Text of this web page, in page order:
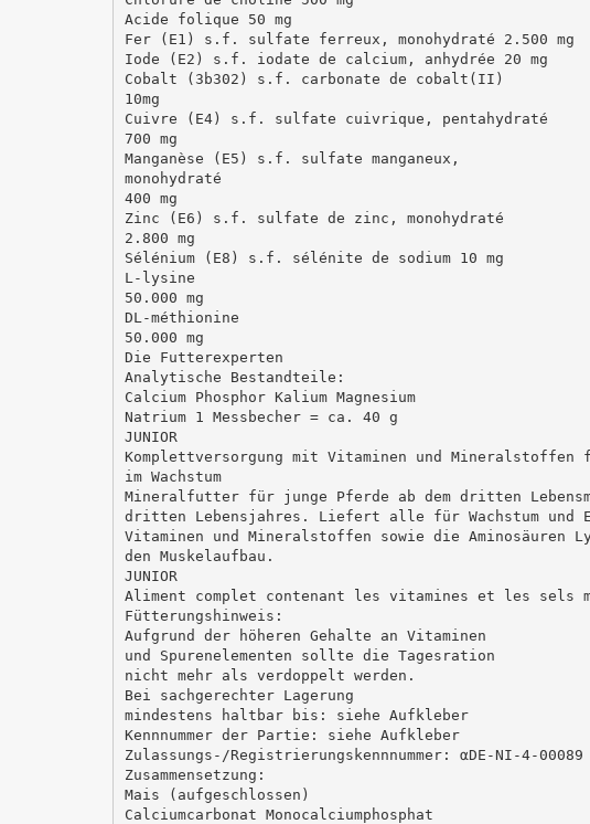
Acide folique 50 mg
Fer (E1) s.f. sulfate ferreux, monohydraté 2.500 mg
Iode (E2) s.f. iodate de calcium, anhydrée 20 mg
Cobalt (3b302) s.f. carbonate de cobalt(II)
10mg
Cuivre (E4) s.f. sulfate cuivrique, pentahydraté
700 mg
Manganèse (E5) s.f. sulfate manganeux,
monohydraté
400 mg
Zinc (E6) s.f. sulfate de zinc, monohydraté
2.800 mg
Sélénium (E8) s.f. sélénite de sodium 10 mg
L-lysine
50.000 mg
DL-méthionine
50.000 mg
Die Futterexperten
Analytische Bestandteile:
Calcium Phosphor Kalium Magnesium
Natrium 1 Messbecher = ca. 40 g
JUNIOR
Komplettversorgung mit Vitaminen und Mineralstoffen
im Wachstum
Mineralfutter für junge Pferde ab dem dritten
dritten Lebensjahres. Liefert alle für Wachstum und
Vitaminen und Mineralstoffen sowie die Aminosäuren
den Muskelaufbau.
JUNIOR
Aliment complet contenant les vitamines et les sels
Fütterungshinweis:
Aufgrund der höheren Gehalte an Vitaminen
und Spurenelementen sollte die Tagesration
nicht mehr als verdoppelt werden.
Bei sachgerechter Lagerung
mindestens haltbar bis: siehe Aufkleber
Kennnummer der Partie: siehe Aufkleber
Zulassungs-/Registrierungskennnummer: αDE-NI-4-00089
Zusammensetzung:
Mais (aufgeschlossen)
Calciumcarbonat Monocalciumphosphat